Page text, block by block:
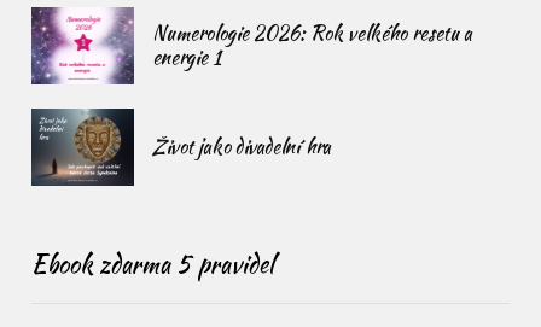
Numerologie 2026: Rok velkého resetu a
energie 1
Život jako divadelní hra
Ebook zdarma 5 pravidel